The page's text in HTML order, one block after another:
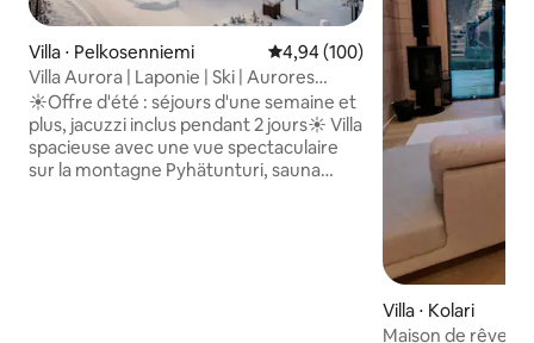
Villa ⋅ Pelkosenniemi Évaluation moyenne sur la
4,94 (100)
Villa Aurora | Laponie | Ski | Aurores
boréales
☀️Offre d'été : séjours d'une semaine et
plus, jacuzzi inclus pendant 2 jours☀️ Villa
spacieuse avec une vue spectaculaire
sur la montagne Pyhätunturi, sauna
Villa ⋅ Kolari
Maison de rêve à